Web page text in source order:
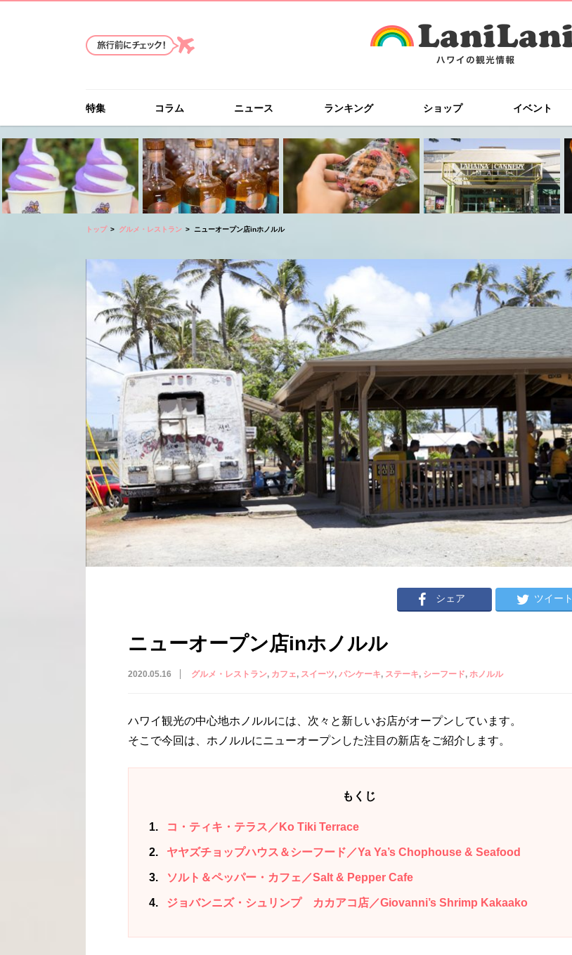
特集 コラム ニュース ランキング ショップ イベント
トップ グルメ・レストラン ニューオープン店inホノルル
シェア ツイート
ニューオープン店inホノルル
2020.05.16 グルメ・レストラン カフェ スイーツ パンケーキ ステーキ シーフード ホノルル
ハワイ観光の中心地ホノルルには、次々と新しいお店がオープンしています。
そこで今回は、ホノルルにニューオープンした注目の新店をご紹介します。
もくじ
1 コ・ティキ・テラス／Ko Tiki Terrace
2 ヤヤズチョップハウス＆シーフード／Ya Ya’s Chophouse & Seafood
3 ソルト＆ペッパー・カフェ／Salt & Pepper Cafe
4 ジョバンニズ・シュリンプ カカアコ店／Giovanni’s Shrimp Kakaako